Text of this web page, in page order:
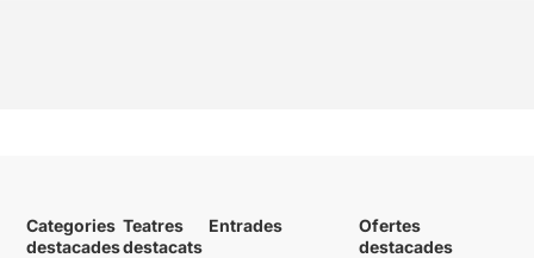
Categories
destacades
Teatres
destacats
Entrades
Ofertes
destacades